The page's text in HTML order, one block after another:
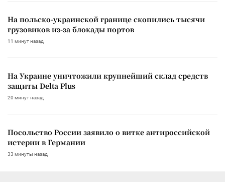
На польско-украинской границе скопились тысячи
грузовиков из-за блокады портов
11 минут назад
На Украине уничтожили крупнейший склад средств
защиты Delta Plus
20 минут назад
Посольство России заявило о витке антироссийской
истерии в Германии
33 минуты назад